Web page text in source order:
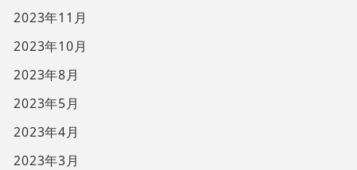
2023年11月
2023年10月
2023年8月
2023年5月
2023年4月
2023年3月